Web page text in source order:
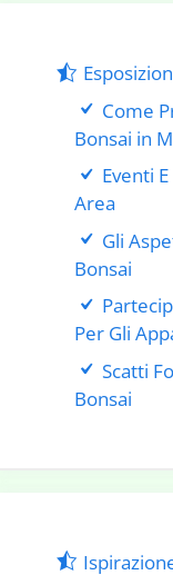
Come
Bonsai in
Eventi
Area
Gli
Bonsai
Per Gli
Scatti
Bonsai